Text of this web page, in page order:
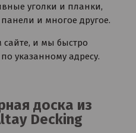
уголки и планки,
и многое другое.
и мы быстро
указанному адресу.
доска из
Decking